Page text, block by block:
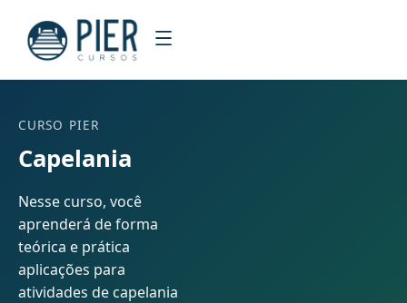
CURSO PIER
Capelania
Nesse curso, você
aprenderá de forma
teórica e prática
aplicações para
atividades de capelania